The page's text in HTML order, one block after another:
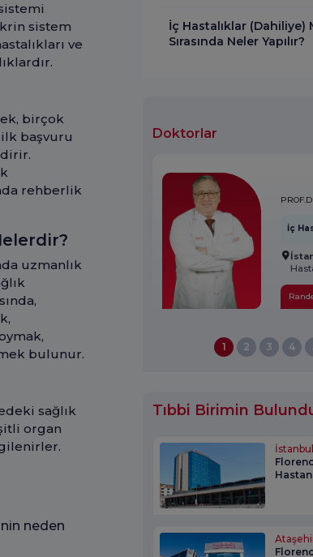
sistem
ve
birçok
ilk başvuru
rehberlik
uzmanlık
bulunur.
sağlık
organ
neden
İç Hastalıklar (Dahiliye)
Sırasında Neler Yapılır?
Doktorlar
İç
1 2 3 4
Tıbbi Birimin
İstanbul